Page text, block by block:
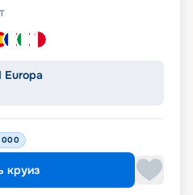
Europa
000
круиз